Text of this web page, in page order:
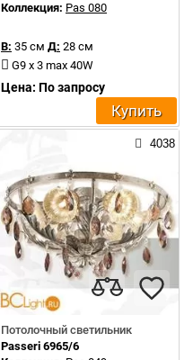
Коллекция: Pas 080
В: 35 см Д: 28 см
G9 x 3 max 40W
Цена: По запросу
Купить
4038
Потолочный светильник
Passeri 6965/6